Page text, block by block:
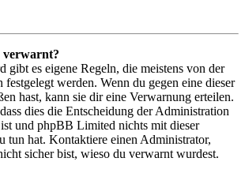
verwarnt?
gibt es eigene Regeln, die meistens von der
werden. Wenn du gegen eine dieser
hast, kann sie dir eine Verwarnung erteilen.
dies die Entscheidung der Administration
ist und phpBB Limited nichts mit dieser
tun hat. Kontaktiere einen Administrator,
sicher bist, wieso du verwarnt wurdest.